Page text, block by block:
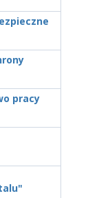
pracy